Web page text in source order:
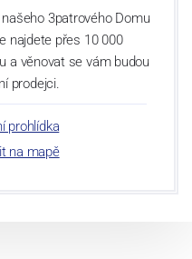
3patrového Domu
najdete přes 10 000
a věnovat se vám budou
prodejci.
prohlídka
na mapě